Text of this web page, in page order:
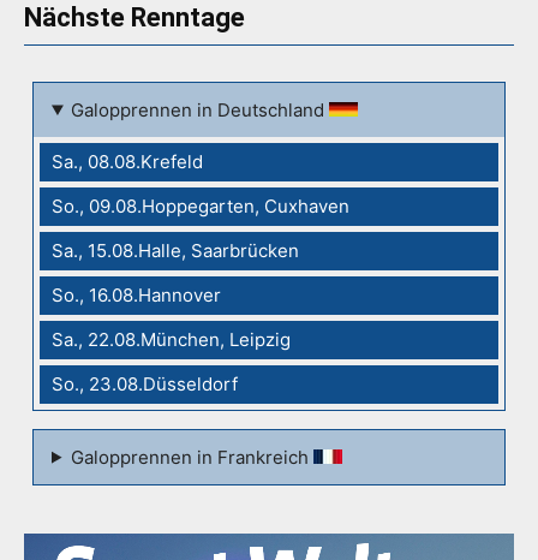
Nächste Renntage
Galopprennen in Deutschland
Sa., 08.08.Krefeld
So., 09.08.Hoppegarten, Cuxhaven
Sa., 15.08.Halle, Saarbrücken
So., 16.08.Hannover
Sa., 22.08.München, Leipzig
So., 23.08.Düsseldorf
Galopprennen in Frankreich